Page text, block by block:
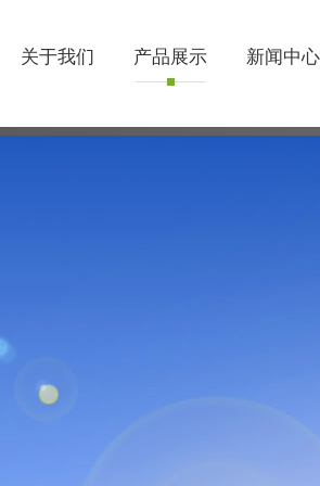
关于我们 产品展示 新闻中心